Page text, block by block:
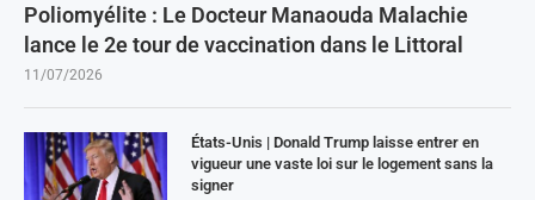
Poliomyélite : Le Docteur Manaouda Malachie
lance le 2e tour de vaccination dans le Littoral
11/07/2026
États-Unis | Donald Trump laisse entrer en
vigueur une vaste loi sur le logement sans la
signer